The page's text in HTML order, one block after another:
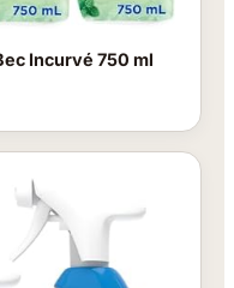
Incurvé 750 ml